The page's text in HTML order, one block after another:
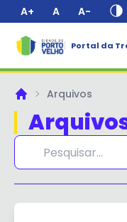
A+ A A-
Portal da
PrincipalArquivos
✕